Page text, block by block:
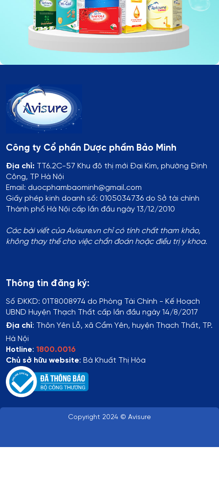
Công ty Cổ phần Dược phẩm Bảo Minh
Địa chỉ: TT6.2C-57 Khu đô thị mới Đại Kim, phường Định
Công, TP Hà Nội
Email: duocphambaominh@gmail.com
Giấy phép kinh doanh số: 0105034736 do Sở tài chính
Thành phố Hà Nội cấp lần đầu ngày 13/12/2010
Các bài viết của Avisure.vn chỉ có tính chất tham khảo,
không thay thế cho việc chẩn đoán hoặc điều trị y khoa.
Thông tin đăng ký:
Số ĐKKD: 01T8008974 do Phòng Tài Chính - Kế Hoạch
UBND Huyện Thạch Thất cấp lần đầu ngày 14/8/2017
Địa chỉ: Thôn Yên Lỗ, xã Cẩm Yên, huyện Thạch Thất, TP.
Hà Nội
Hotline: 1800.0016
Chủ sở hữu website: Bà Khuất Thị Hòa
Copyright 2024 © Avisure